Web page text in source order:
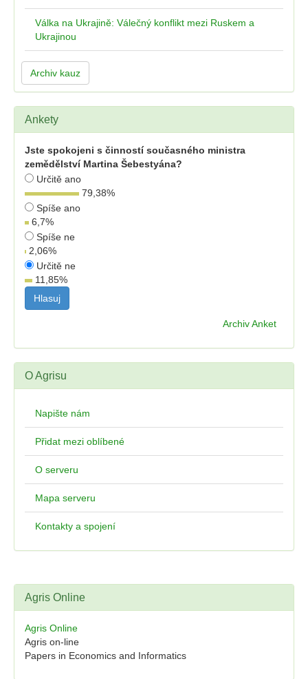
Válka na Ukrajině: Válečný konflikt mezi Ruskem a
Ukrajinou
Archiv kauz
Ankety
Jste spokojeni s činností současného ministra
zemědělství Martina Šebestyána?
Určitě ano
79,38%
Spíše ano
6,7%
Spíše ne
2,06%
Určitě ne
11,85%
Archiv Anket
O Agrisu
Napište nám
Přidat mezi oblíbené
O serveru
Mapa serveru
Kontakty a spojení
Agris Online
Agris Online
Agris on-line
Papers in Economics and Informatics